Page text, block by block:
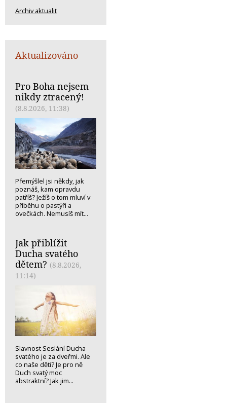
Archiv aktualit
Aktualizováno
Pro Boha nejsem
nikdy ztracený!
(8.8.2026, 11:38)
Přemýšlel jsi někdy, jak
poznáš, kam opravdu
patříš? Ježíš o tom mluví v
příběhu o pastýři a
ovečkách. Nemusíš mít...
Jak přiblížit
Ducha svatého
dětem? (8.8.2026,
11:14)
Slavnost Seslání Ducha
svatého je za dveřmi. Ale
co naše děti? Je pro ně
Duch svatý moc
abstraktní? Jak jim...